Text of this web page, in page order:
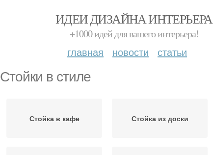
ИДЕИ ДИЗАЙНА ИНТЕРЬЕРА
+1000 идей для вашего интерьера!
главная новости статьи
Стойки в стиле
Стойка в кафе Стойка из доски